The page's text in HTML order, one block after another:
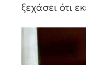
ξεχάσει ότι